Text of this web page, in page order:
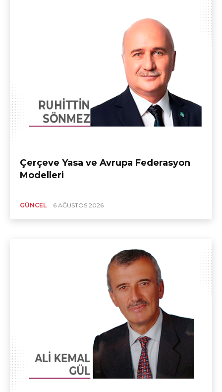
Çerçeve Yasa ve Avrupa Federasyon
Modelleri
GÜNCEL 6 AĞUSTOS 2026